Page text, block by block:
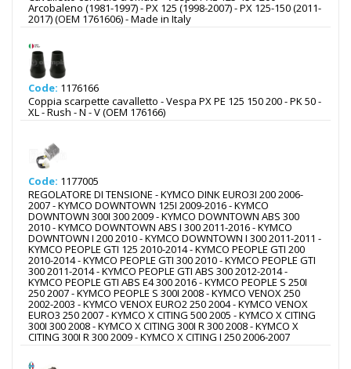
Arcobaleno (1981-1997) - PX 125 (1998-2007) - PX 125-150 (2011-
2017) (OEM 1761606) - Made in Italy
Code: 1176166
Coppia scarpette cavalletto - Vespa PX PE 125 150 200 - PK 50 -
XL - Rush - N - V (OEM 176166)
Code: 1177005
REGOLATORE DI TENSIONE - KYMCO DINK EURO3I 200 2006-
2007 - KYMCO DOWNTOWN 125I 2009-2016 - KYMCO
DOWNTOWN 300I 300 2009 - KYMCO DOWNTOWN ABS 300
2010 - KYMCO DOWNTOWN ABS I 300 2011-2016 - KYMCO
DOWNTOWN I 200 2010 - KYMCO DOWNTOWN I 300 2011-2011 -
KYMCO PEOPLE GTI 125 2010-2014 - KYMCO PEOPLE GTI 200
2010-2014 - KYMCO PEOPLE GTI 300 2010 - KYMCO PEOPLE GTI
300 2011-2014 - KYMCO PEOPLE GTI ABS 300 2012-2014 -
KYMCO PEOPLE GTI ABS E4 300 2016 - KYMCO PEOPLE S 250I
250 2007 - KYMCO PEOPLE S 300I 2008 - KYMCO VENOX 250
2002-2003 - KYMCO VENOX EURO2 250 2004 - KYMCO VENOX
EURO3 250 2007 - KYMCO X CITING 500 2005 - KYMCO X CITING
300I 300 2008 - KYMCO X CITING 300I R 300 2008 - KYMCO X
CITING 300I R 300 2009 - KYMCO X CITING I 250 2006-2007